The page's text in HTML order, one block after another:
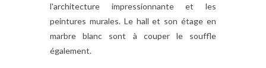
l'architecture impressionnante et les
peintures murales. Le hall et son étage en
marbre blanc sont à couper le souffle
également.